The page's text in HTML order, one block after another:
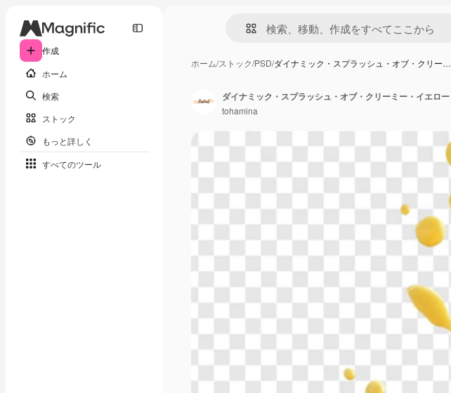
作成
ホーム
検索
ストック
もっと詳しく
すべてのツール
ホーム/ストック/PSD/ダイナミック・スプラッシュ・オブ・クリー…
tohamina